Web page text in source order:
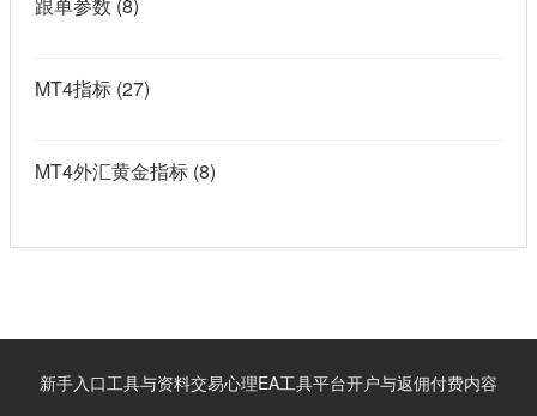
MT4指标 (27)
MT4外汇黄金指标 (8)
新手入口工具与资料交易心理EA工具平台开户与返佣付费内容